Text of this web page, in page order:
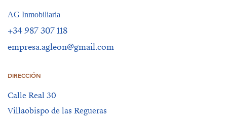
AG Inmobiliaria
+34 987 307 118
empresa.agleon@gmail.com
DIRECCIÓN
Calle Real 30
Villaobispo de las Regueras